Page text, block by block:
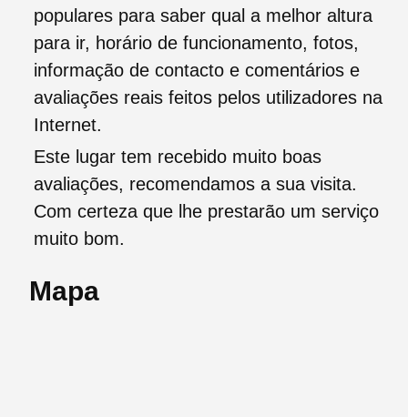
populares para saber qual a melhor altura
para ir, horário de funcionamento, fotos,
informação de contacto e comentários e
avaliações reais feitos pelos utilizadores na
Internet.
Este lugar tem recebido muito boas
avaliações, recomendamos a sua visita.
Com certeza que lhe prestarão um serviço
muito bom.
Mapa